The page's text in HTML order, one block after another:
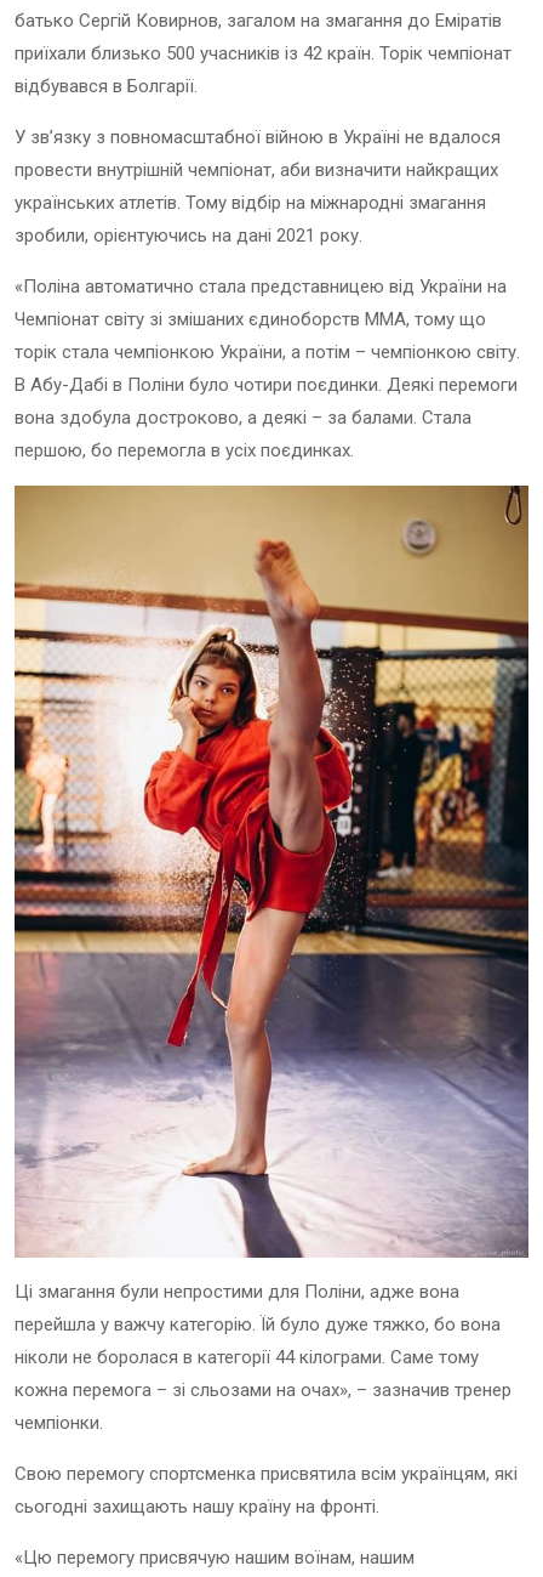
батько Сергій Ковирнов, загалом на змагання до Еміратів
приїхали близько 500 учасників із 42 країн. Торік чемпіонат
відбувався в Болгарії.
У зв’язку з повномасштабної війною в Україні не вдалося
провести внутрішній чемпіонат, аби визначити найкращих
українських атлетів. Тому відбір на міжнародні змагання
зробили, орієнтуючись на дані 2021 року.
«Поліна автоматично стала представницею від України на
Чемпіонат світу зі змішаних єдиноборств ММА, тому що
торік стала чемпіонкою України, а потім – чемпіонкою світу.
В Абу-Дабі в Поліни було чотири поєдинки. Деякі перемоги
вона здобула достроково, а деякі – за балами. Стала
першою, бо перемогла в усіх поєдинках.
Ці змагання були непростими для Поліни, адже вона
перейшла у важчу категорію. Їй було дуже тяжко, бо вона
ніколи не боролася в категорії 44 кілограми. Саме тому
кожна перемога – зі сльозами на очах», – зазначив тренер
чемпіонки.
Свою перемогу спортсменка присвятила всім українцям, які
сьогодні захищають нашу країну на фронті.
«Цю перемогу присвячую нашим воїнам, нашим